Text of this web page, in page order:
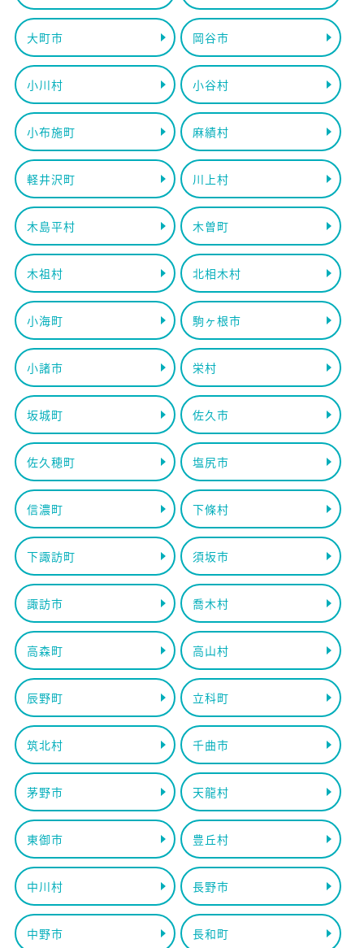
大町市 岡谷市
小川村 小谷村
小布施町 麻績村
軽井沢町 川上村
木島平村 木曽町
木祖村 北相木村
小海町 駒ヶ根市
小諸市 栄村
坂城町 佐久市
佐久穂町 塩尻市
信濃町 下條村
下諏訪町 須坂市
諏訪市 喬木村
高森町 高山村
辰野町 立科町
筑北村 千曲市
茅野市 天龍村
東御市 豊丘村
中川村 長野市
中野市 長和町